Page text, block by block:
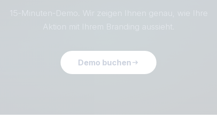
15-Minuten-Demo. Wir zeigen Ihnen genau, wie Ihre
Aktion mit Ihrem Branding aussieht.
Demo buchen